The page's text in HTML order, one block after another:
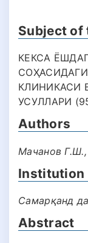
Subject of
КЕКСА
КЛИНИКАСИ
УСУЛЛАРИ
Authors
Мачанов
Institution
Самарқанд
Abstract